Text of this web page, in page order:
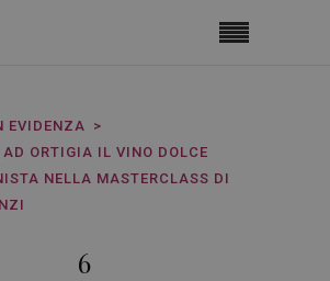
EVIDENZA
ORTIGIA IL VINO DOLCE
NELLA MASTERCLASS DI
6